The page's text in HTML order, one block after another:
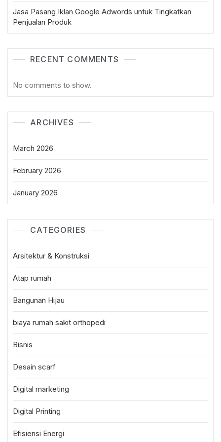
Jasa Pasang Iklan Google Adwords untuk Tingkatkan
Penjualan Produk
RECENT COMMENTS
No comments to show.
ARCHIVES
March 2026
February 2026
January 2026
CATEGORIES
Arsitektur & Konstruksi
Atap rumah
Bangunan Hijau
biaya rumah sakit orthopedi
Bisnis
Desain scarf
Digital marketing
Digital Printing
Efisiensi Energi